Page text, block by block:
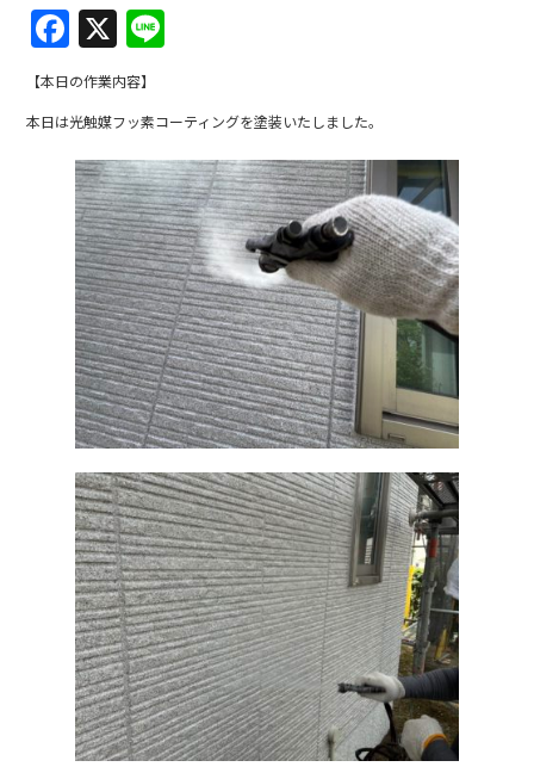
F
a
c
e
b
o
o
k
X
e
【本日の作業内容】
本日は光触媒フッ素コーティングを塗装いたしました。